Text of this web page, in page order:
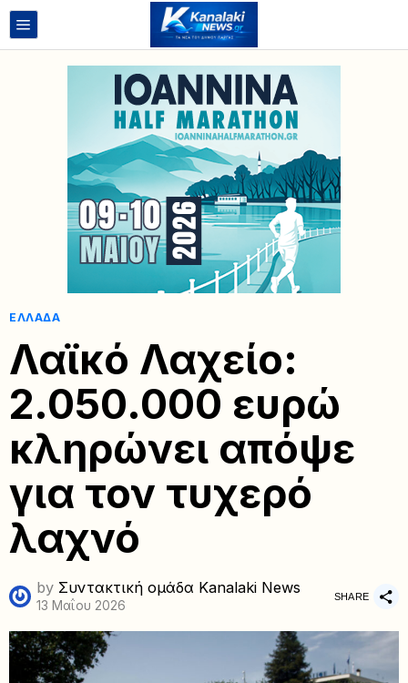
ΕΛΛΆΔΑ
Λαϊκό Λαχείο:
2.050.000 ευρώ
κληρώνει απόψε
για τον τυχερό
λαχνό
by Συντακτική ομάδα Kanalaki News
13 Μαΐου 2026
SHARE